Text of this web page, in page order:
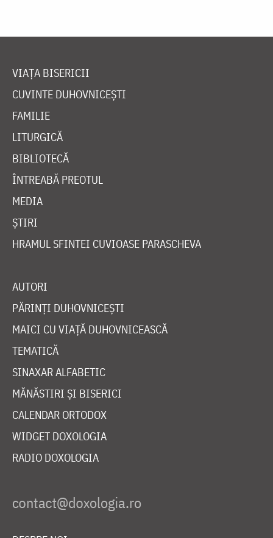
VIAȚA BISERICII
CUVINTE DUHOVNICEȘTI
FAMILIE
LITURGICĂ
BIBLIOTECĂ
ÎNTREABĂ PREOTUL
MEDIA
ȘTIRI
HRAMUL SFINTEI CUVIOASE PARASCHEVA
AUTORI
PĂRINȚI DUHOVNICEȘTI
MAICI CU VIAȚĂ DUHOVNICEASCĂ
TEMATICĂ
SINAXAR ALFABETIC
MĂNĂSTIRI ȘI BISERICI
CALENDAR ORTODOX
WIDGET DOXOLOGIA
RADIO DOXOLOGIA